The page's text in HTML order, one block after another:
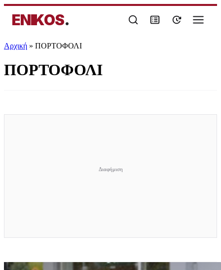
ENIKOS.
Αρχική » ΠΟΡΤΟΦΟΛΙ
ΠΟΡΤΟΦΟΛΙ